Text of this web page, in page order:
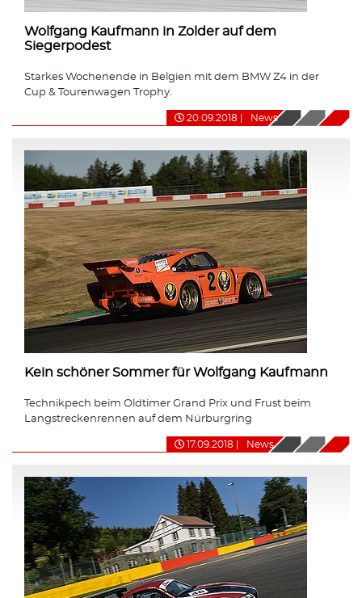
Wolfgang Kaufmann in Zolder auf dem
Siegerpodest
Starkes Wochenende in Belgien mit dem BMW Z4 in der
Cup & Tourenwagen Trophy.
20.09.2018 News
Kein schöner Sommer für Wolfgang Kaufmann
Technikpech beim Oldtimer Grand Prix und Frust beim
Langstreckenrennen auf dem Nürburgring
17.09.2018 News